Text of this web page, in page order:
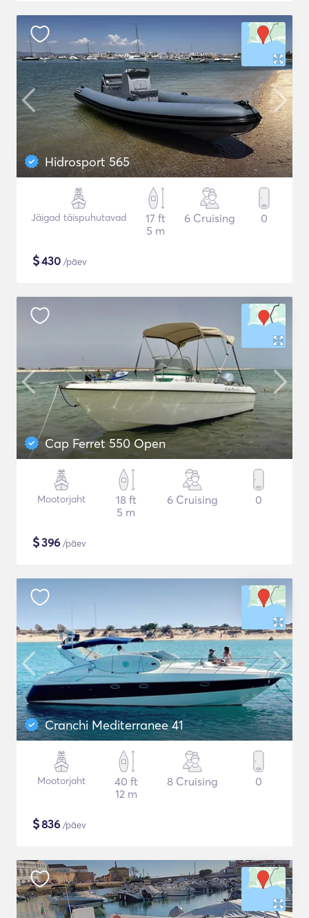
Hidrosport 565
Jäigad täispuhutavad
17 ft
5 m
6 Cruising 0
$430 /päev
Cap Ferret 550 Open
Mootorjaht
18 ft
5 m
6 Cruising 0
$396 /päev
Cranchi Mediterranee 41
Mootorjaht
40 ft
12 m
8 Cruising 0
$836 /päev